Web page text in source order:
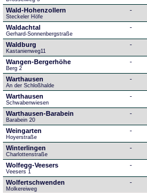
Wald-Hohenzollern
Steckeler Höfe
-
Waldachtal
Gerhard-Sonnenbergstraße
-
Waldburg
Kastanienweg11
-
Wangen-Bergerhöhe
Berg 2
-
Warthausen
An der Schloßhalde
-
Warthausen
Schwabenwiesen
-
Warthausen-Barabein
Barabein 20
-
Weingarten
Hoyerstraße
-
Winterlingen
Charlottenstraße
-
Wolfegg-Veesers
Veesers 1
-
Wolfertschwenden
Molkereiweg
-